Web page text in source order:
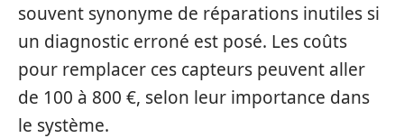
souvent synonyme de réparations inutiles si
un diagnostic erroné est posé. Les coûts
pour remplacer ces capteurs peuvent aller
de 100 à 800 €, selon leur importance dans
le système.